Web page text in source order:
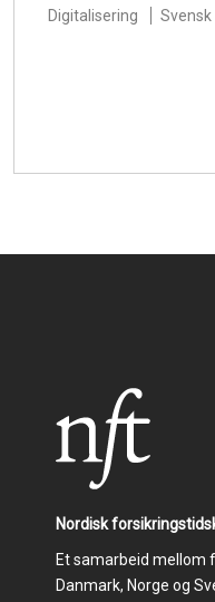
Digitalisering Svensk
Nordisk
Et samarbeid mellom
Danmark, Norge og